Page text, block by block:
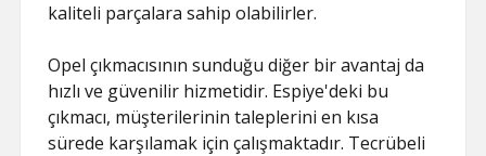
kaliteli parçalara sahip olabilirler.
Opel çıkmacısının sunduğu diğer bir avantaj da
hızlı ve güvenilir hizmetidir. Espiye'deki bu
çıkmacı, müşterilerinin taleplerini en kısa
sürede karşılamak için çalışmaktadır. Tecrübeli